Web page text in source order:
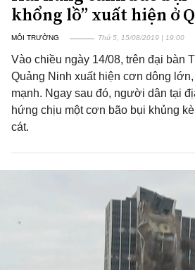
khổng lồ” xuất hiện ở
MÔI TRƯỜNG Thứ 5, 15/08/2019 | 19:00
Vào chiều ngày 14/08, trên đại bàn
Quảng Ninh xuất hiện cơn dông
mạnh. Ngay sau đó, người dân tại
hứng chịu một cơn bão bụi khủng
cát.